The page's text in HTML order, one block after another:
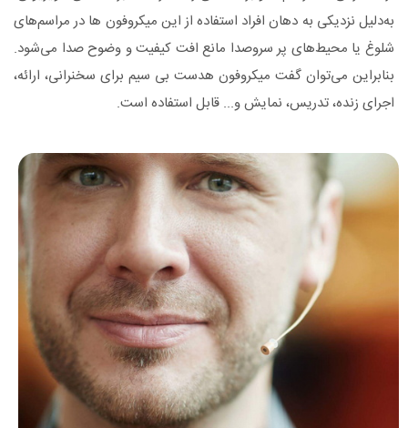
به‌دلیل نزدیکی به دهان افراد استفاده از این میکروفون ها در مراسم‌های
شلوغ یا محیط‌های پر سروصدا مانع افت کیفیت و وضوح صدا می‌شود.
بنابراین می‌توان گفت میکروفون هدست بی سیم برای سخنرانی، ارائه،
اجرای زنده، تدریس، نمایش و... قابل استفاده است.